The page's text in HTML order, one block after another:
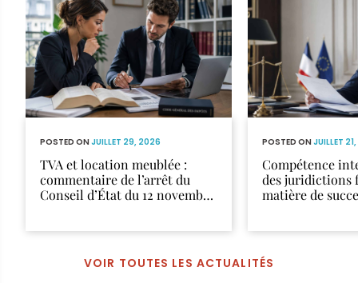
POSTED ONJUILLET 29, 2026
TVA et location meublée :
commentaire de l’arrêt du
Conseil d’État du 12 novembre
POSTED ONJUILLET
Compétence
des juridictions
matière de
VOIR TOUTES LES ACTUALITÉS